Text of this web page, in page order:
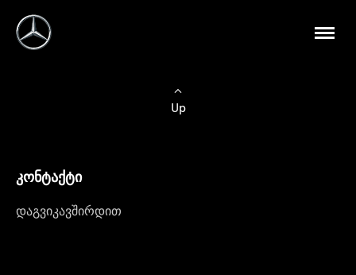
Up
კონტაქტი
დაგვიკავშირდით